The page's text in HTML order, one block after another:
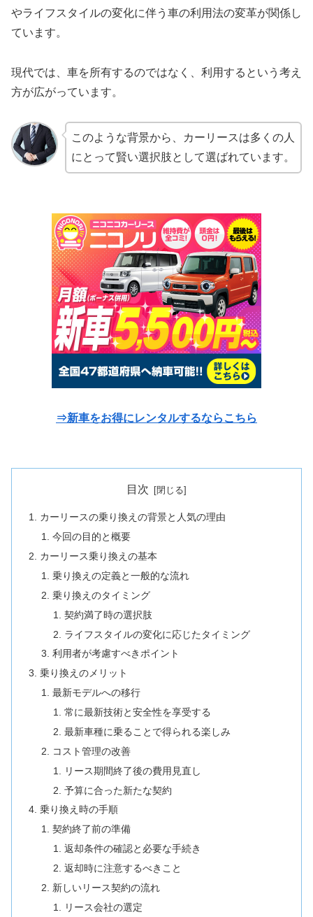
やライフスタイルの変化に伴う車の利用法の変革が関係し
ています。
現代では、車を所有するのではなく、利用するという考え
方が広がっています。
このような背景から、カーリースは多くの人
にとって賢い選択肢として選ばれています。
⇒新車をお得にレンタルするならこちら
目次
カーリースの乗り換えの背景と人気の理由
今回の目的と概要
カーリース乗り換えの基本
乗り換えの定義と一般的な流れ
乗り換えのタイミング
契約満了時の選択肢
ライフスタイルの変化に応じたタイミング
利用者が考慮すべきポイント
乗り換えのメリット
最新モデルへの移行
常に最新技術と安全性を享受する
最新車種に乗ることで得られる楽しみ
コスト管理の改善
リース期間終了後の費用見直し
予算に合った新たな契約
乗り換え時の手順
契約終了前の準備
返却条件の確認と必要な手続き
返却時に注意するべきこと
新しいリース契約の流れ
リース会社の選定